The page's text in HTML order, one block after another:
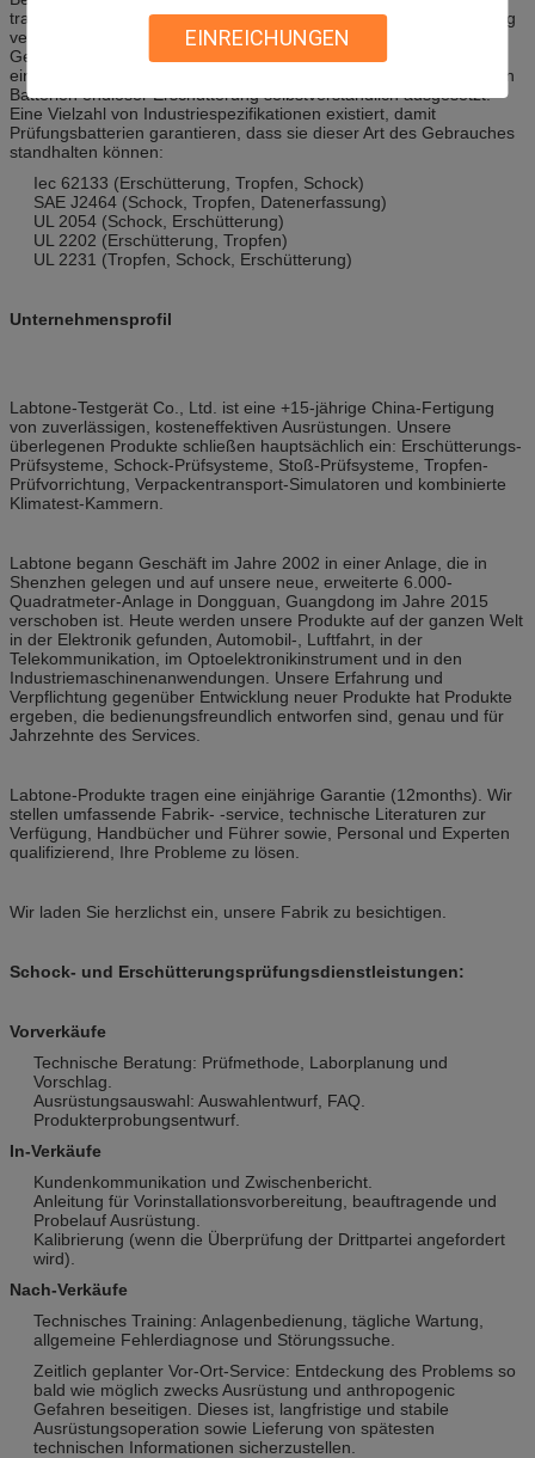
EINREICHUNGEN
tragbares elektronisches Gerät sie verpackend nach dem Empfang
verschüttet, finden möglicherweise Sie die Umwelt des täglichen
Gebrauches, um als die Verschiffenumwelt rigoroser zu sein. In
einer selbstbewegenden elektrischen/hybriden Anwendung werden
Batterien endloser Erschütterung selbstverständlich ausgesetzt.
Eine Vielzahl von Industriespezifikationen existiert, damit
Prüfungsbatterien garantieren, dass sie dieser Art des Gebrauches
standhalten können:
Iec 62133 (Erschütterung, Tropfen, Schock)
SAE J2464 (Schock, Tropfen, Datenerfassung)
UL 2054 (Schock, Erschütterung)
UL 2202 (Erschütterung, Tropfen)
UL 2231 (Tropfen, Schock, Erschütterung)
Unternehmensprofil
Labtone-Testgerät Co., Ltd. ist eine +15-jährige China-Fertigung
von zuverlässigen, kosteneffektiven Ausrüstungen. Unsere
überlegenen Produkte schließen hauptsächlich ein: Erschütterungs-
Prüfsysteme, Schock-Prüfsysteme, Stoß-Prüfsysteme, Tropfen-
Prüfvorrichtung, Verpackentransport-Simulatoren und kombinierte
Klimatest-Kammern.
Labtone begann Geschäft im Jahre 2002 in einer Anlage, die in
Shenzhen gelegen und auf unsere neue, erweiterte 6.000-
Quadratmeter-Anlage in Dongguan, Guangdong im Jahre 2015
verschoben ist. Heute werden unsere Produkte auf der ganzen Welt
in der Elektronik gefunden, Automobil-, Luftfahrt, in der
Telekommunikation, im Optoelektronikinstrument und in den
Industriemaschinenanwendungen. Unsere Erfahrung und
Verpflichtung gegenüber Entwicklung neuer Produkte hat Produkte
ergeben, die bedienungsfreundlich entworfen sind, genau und für
Jahrzehnte des Services.
Labtone-Produkte tragen eine einjährige Garantie (12months). Wir
stellen umfassende Fabrik- -service, technische Literaturen zur
Verfügung, Handbücher und Führer sowie, Personal und Experten
qualifizierend, Ihre Probleme zu lösen.
Wir laden Sie herzlichst ein, unsere Fabrik zu besichtigen.
Schock- und Erschütterungsprüfungsdienstleistungen:
Vorverkäufe
Technische Beratung: Prüfmethode, Laborplanung und
Vorschlag.
Ausrüstungsauswahl: Auswahlentwurf, FAQ.
Produkterprobungsentwurf.
In-Verkäufe
Kundenkommunikation und Zwischenbericht.
Anleitung für Vorinstallationsvorbereitung, beauftragende und
Probelauf Ausrüstung.
Kalibrierung (wenn die Überprüfung der Drittpartei angefordert
wird).
Nach-Verkäufe
Technisches Training: Anlagenbedienung, tägliche Wartung,
allgemeine Fehlerdiagnose und Störungssuche.
Zeitlich geplanter Vor-Ort-Service: Entdeckung des Problems so
bald wie möglich zwecks Ausrüstung und anthropogenic
Gefahren beseitigen. Dieses ist, langfristige und stabile
Ausrüstungsoperation sowie Lieferung von spätesten
technischen Informationen sicherzustellen.